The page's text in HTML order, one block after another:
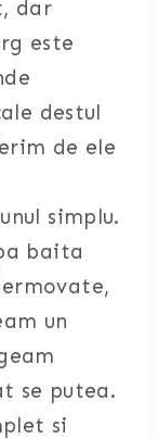
dar
este
destul
de ele
simplu.
baita
un
se putea.
si